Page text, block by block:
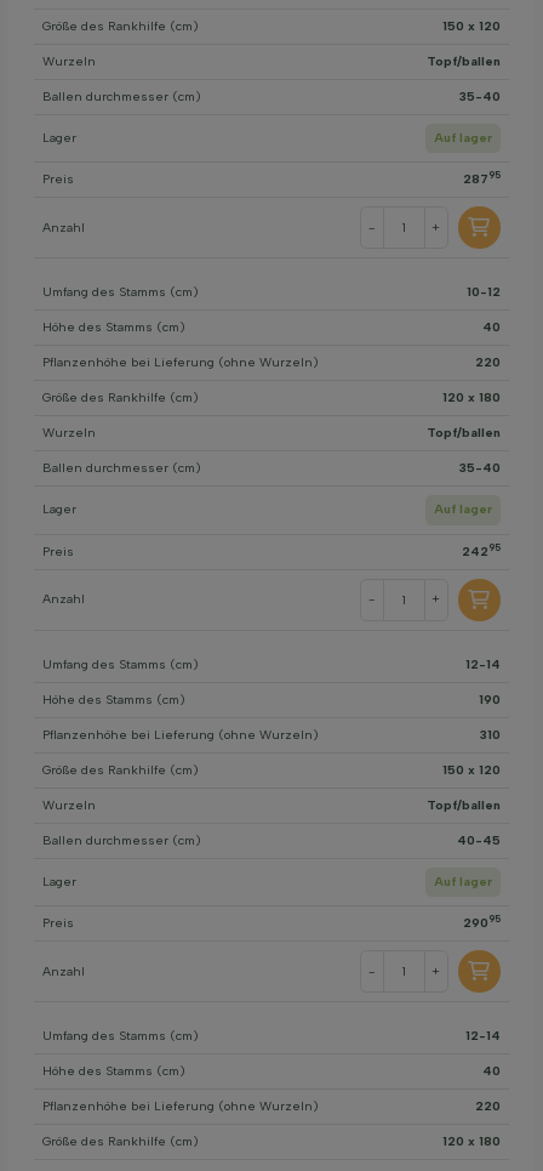
Größe des Rankhilfe (cm) 150 x 120
Wurzeln Topf/ballen
Ballen durchmesser (cm) 35-40
Lager Auf lager
Preis 287 95
Anzahl - +
Umfang des Stamms (cm) 10-12
Höhe des Stamms (cm) 40
Pflanzenhöhe bei Lieferung (ohne Wurzeln) 220
Größe des Rankhilfe (cm) 120 x 180
Wurzeln Topf/ballen
Ballen durchmesser (cm) 35-40
Lager Auf lager
Preis 242 95
Anzahl - +
Umfang des Stamms (cm) 12-14
Höhe des Stamms (cm) 190
Pflanzenhöhe bei Lieferung (ohne Wurzeln) 310
Größe des Rankhilfe (cm) 150 x 120
Wurzeln Topf/ballen
Ballen durchmesser (cm) 40-45
Lager Auf lager
Preis 290 95
Anzahl - +
Umfang des Stamms (cm) 12-14
Höhe des Stamms (cm) 40
Pflanzenhöhe bei Lieferung (ohne Wurzeln) 220
Größe des Rankhilfe (cm) 120 x 180